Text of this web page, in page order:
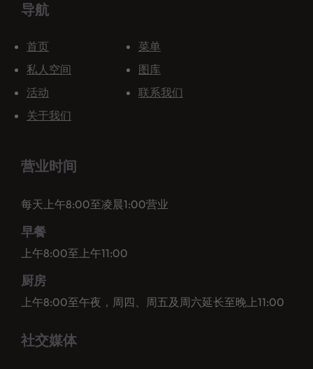
导航
首页
私人空间
活动
关于我们
菜单
图库
联系我们
营业时间
每天上午8:00至凌晨1:00营业
早餐
上午8:00至上午11:00
厨房
上午8:00至午夜，周四、周五及周六延长至晚上11:00
社交媒体